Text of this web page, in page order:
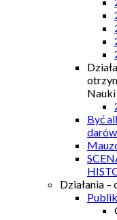
Nauki
Być
darów
Działania –